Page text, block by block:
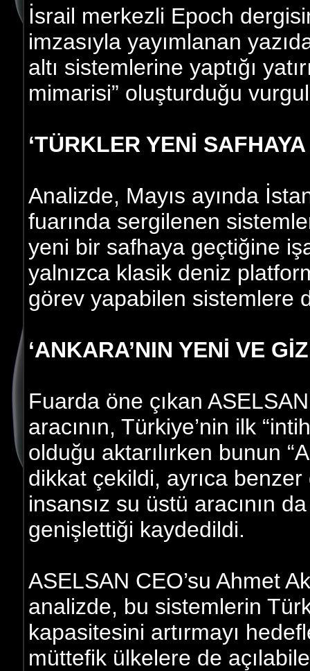
İsrail merkezli Epoch
imzasıyla yayımlanan
altı sistemlerine yaptığı
mimarisi” oluşturduğu
‘TÜRKLER YENİ SAFHAYA
Analizde, Mayıs ayında
fuarında sergilenen
yeni bir safhaya geçtiğine
yalnızca klasik deniz
görev yapabilen sistemlere
‘ANKARA’NIN YENİ VE
Fuarda öne çıkan
aracının, Türkiye’nin ilk
olduğu aktarılırken bunun
dikkat çekildi, ayrıca
insansız su üstü aracının
genişlettiği kaydedildi.
ASELSAN CEO’su Ahmet
analizde, bu sistemlerin
kapasitesini artırmayı
müttefik ülkelere de